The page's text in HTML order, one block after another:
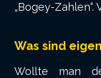
„Bogey-
Was sind
Wollte man